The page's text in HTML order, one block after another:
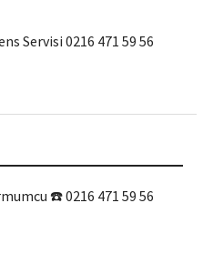
Servisi 0216 471 59 56
☎️ 0216 471 59 56